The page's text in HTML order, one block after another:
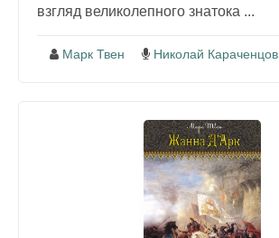
взгляд великолепного знатока ...
Марк Твен Николай Караченцов